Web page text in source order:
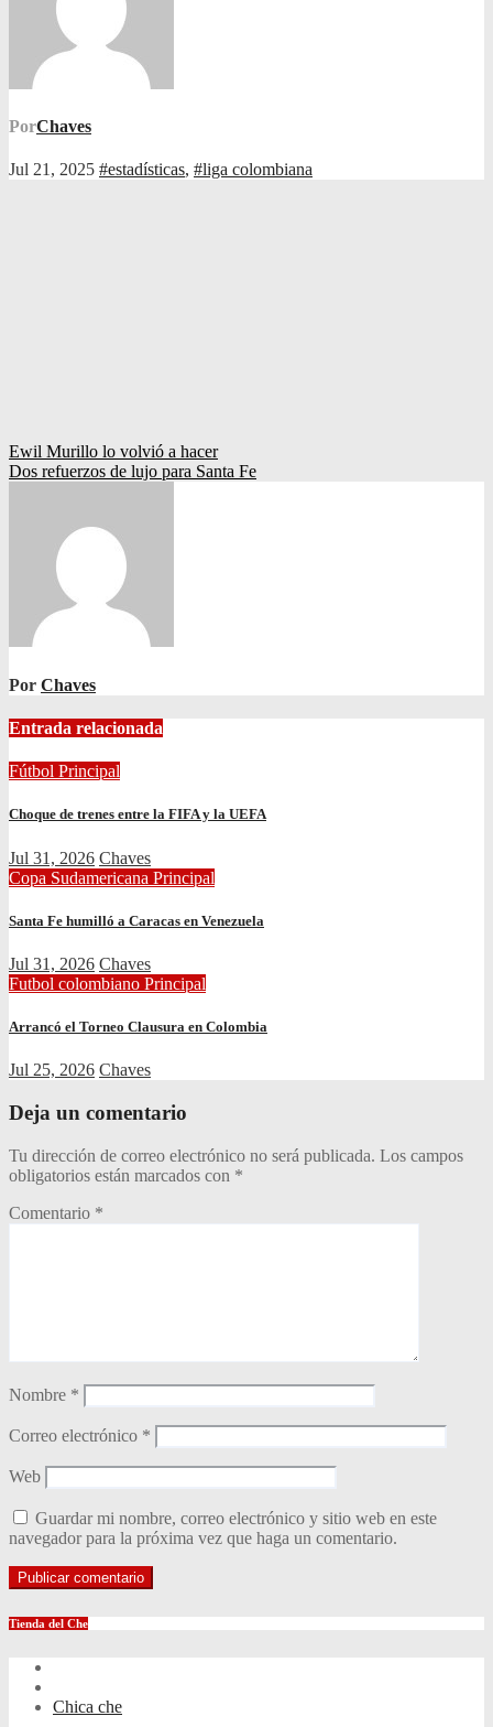
PorChaves
Jul 21, 2025 #estadísticas, #liga colombiana
Navegación
de
Ewil Murillo lo volvió a hacer
Dos refuerzos de lujo para Santa Fe
Por Chaves
Entrada relacionada
Fútbol Principal
Choque de trenes entre la FIFA y la UEFA
Jul 31, 2026 Chaves
Copa Sudamericana Principal
Santa Fe humilló a Caracas en Venezuela
Jul 31, 2026 Chaves
Futbol colombiano Principal
Arrancó el Torneo Clausura en Colombia
Jul 25, 2026 Chaves
Deja un comentario
Tu dirección de correo electrónico no será publicada. Los campos
obligatorios están marcados con *
Comentario *
Nombre *
Correo electrónico *
Web
Guardar mi nombre, correo electrónico y sitio web en este
navegador para la próxima vez que haga un comentario.
Tienda del Che
Chica che